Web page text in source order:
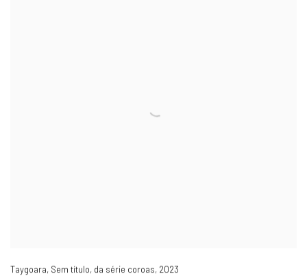
Taygoara, Sem título, da série coroas, 2023